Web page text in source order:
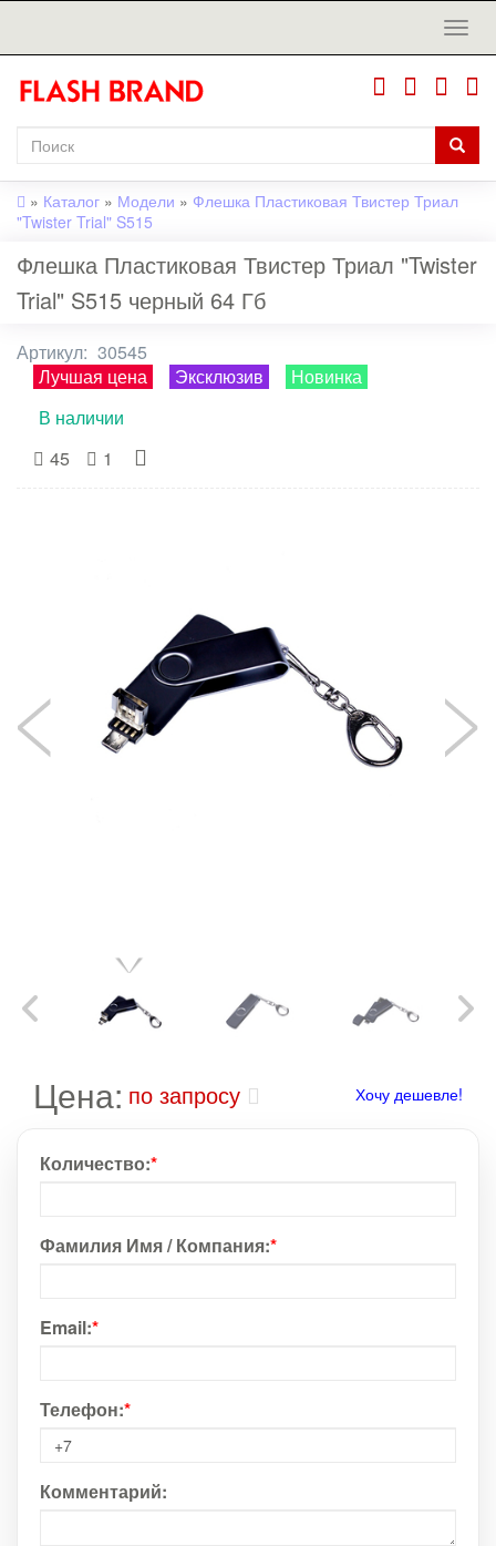
» Каталог » Модели » Флешка Пластиковая Твистер Триал
"Twister Trial" S515
Флешка Пластиковая Твистер Триал "Twister
Trial" S515 черный 64 Гб
Артикул: 30545
Лучшая цена
Эксклюзив
Новинка
В наличии
45
1
Цена: по запросу Хочу дешевле!
Количество:*
Фамилия Имя / Компания:*
Email:*
Телефон:*
Комментарий: